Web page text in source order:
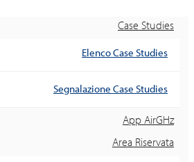
Case Studies
Elenco Case Studies
Segnalazione Case Studies
App AirGHz
Area Riservata